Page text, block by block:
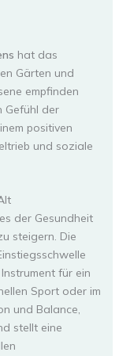
hat das
Gärten und
empfinden
Gefühl der
positiven
und soziale
der Gesundheit
steigern. Die
für ein
Sport oder im
und Balance,
stellt eine